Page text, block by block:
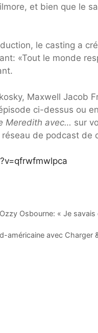
et bien que le
le casting a
«Tout le monde
Maxwell Jacob
ci-dessus ou
Meredith avec… sur
de podcast de
Osbourne: « Je
américaine avec Charger